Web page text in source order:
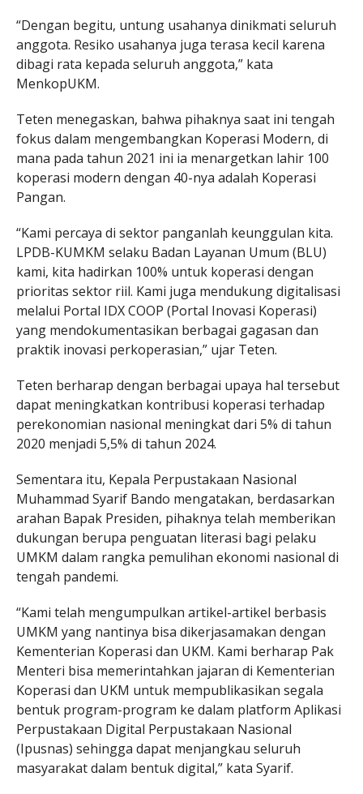
“Dengan begitu, untung usahanya dinikmati seluruh
anggota. Resiko usahanya juga terasa kecil karena
dibagi rata kepada seluruh anggota,” kata
MenkopUKM.
Teten menegaskan, bahwa pihaknya saat ini tengah
fokus dalam mengembangkan Koperasi Modern, di
mana pada tahun 2021 ini ia menargetkan lahir 100
koperasi modern dengan 40-nya adalah Koperasi
Pangan.
“Kami percaya di sektor panganlah keunggulan kita.
LPDB-KUMKM selaku Badan Layanan Umum (BLU)
kami, kita hadirkan 100% untuk koperasi dengan
prioritas sektor riil. Kami juga mendukung digitalisasi
melalui Portal IDX COOP (Portal Inovasi Koperasi)
yang mendokumentasikan berbagai gagasan dan
praktik inovasi perkoperasian,” ujar Teten.
Teten berharap dengan berbagai upaya hal tersebut
dapat meningkatkan kontribusi koperasi terhadap
perekonomian nasional meningkat dari 5% di tahun
2020 menjadi 5,5% di tahun 2024.
Sementara itu, Kepala Perpustakaan Nasional
Muhammad Syarif Bando mengatakan, berdasarkan
arahan Bapak Presiden, pihaknya telah memberikan
dukungan berupa penguatan literasi bagi pelaku
UMKM dalam rangka pemulihan ekonomi nasional di
tengah pandemi.
“Kami telah mengumpulkan artikel-artikel berbasis
UMKM yang nantinya bisa dikerjasamakan dengan
Kementerian Koperasi dan UKM. Kami berharap Pak
Menteri bisa memerintahkan jajaran di Kementerian
Koperasi dan UKM untuk mempublikasikan segala
bentuk program-program ke dalam platform Aplikasi
Perpustakaan Digital Perpustakaan Nasional
(Ipusnas) sehingga dapat menjangkau seluruh
masyarakat dalam bentuk digital,” kata Syarif.